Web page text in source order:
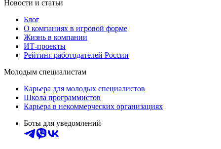
Новости и статьи
Блог
О компаниях в игровой форме
Жизнь в компании
ИТ-проекты
Рейтинг работодателей России
Молодым специалистам
Карьера для молодых специалистов
Школа программистов
Карьера в некоммерческих организациях
Боты для уведомлений